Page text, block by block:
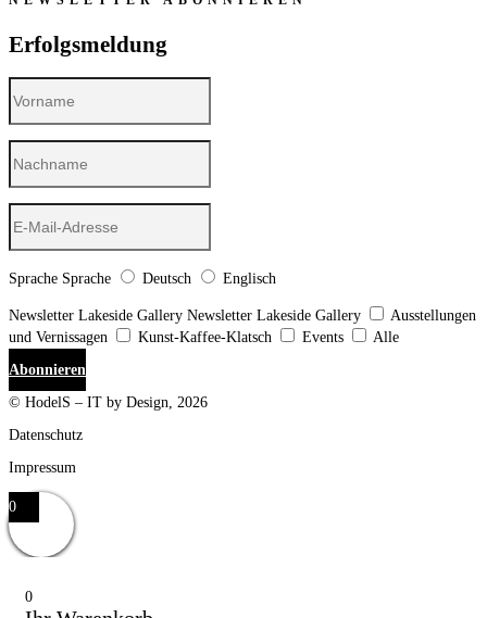
Erfolgsmeldung
Sprache Sprache Deutsch Englisch
Newsletter Lakeside Gallery Newsletter Lakeside Gallery
Ausstellungen
und Vernissagen
Kunst-Kaffee-Klatsch Events
Alle
Abonnieren
© HodelS – IT by Design, 2026
Datenschutz
Impressum
0
0